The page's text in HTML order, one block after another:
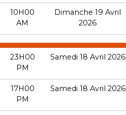
10H00
AM
Dimanche 19 Avril
2026
23H00
PM
Samedi 18 Avril 2026
17H00
PM
Samedi 18 Avril 2026